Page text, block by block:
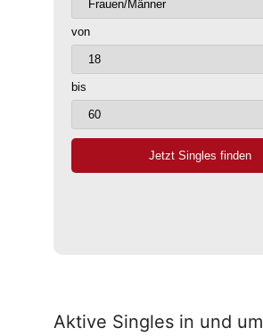
Aktive Singles in und um